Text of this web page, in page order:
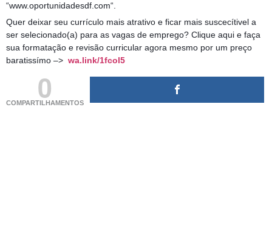
“www.oportunidadesdf.com“.
Quer deixar seu currículo mais atrativo e ficar mais suscecítivel a
ser selecionado(a) para as vagas de emprego? Clique aqui e faça
sua formatação e revisão curricular agora mesmo por um preço
baratissímo –> wa.link/1fcol5
0
COMPARTILHAMENTOS